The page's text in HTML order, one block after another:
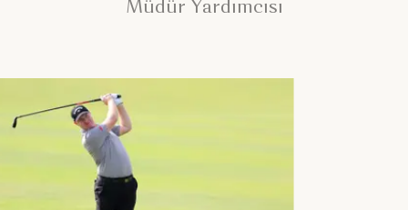
Müdür Yardımcısı